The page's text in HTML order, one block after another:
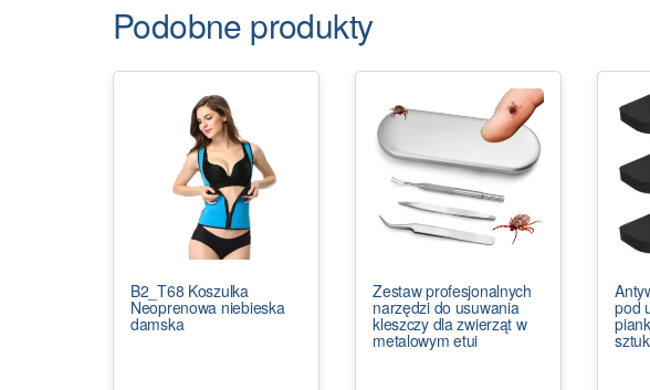
Podobne produkty
B2_T68 Koszulka
Neoprenowa niebieska
damska
Zestaw profesjonalnych
narzędzi do usuwania
kleszczy dla zwierząt w
metalowym etui
pod
sztuk